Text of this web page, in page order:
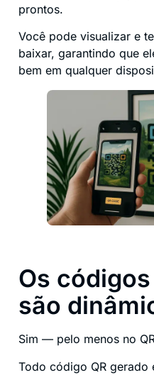
prontos.
Você pode visualizar e
baixar, garantindo que
bem em qualquer
Os
são
Sim — pelo menos no
Todo código QR gerado